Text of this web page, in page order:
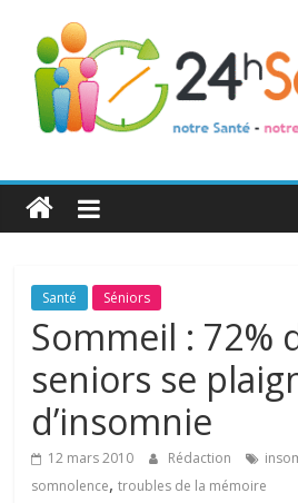
24h
Santé
La
santé
de
toute
famille
Santé Séniors
Sommeil : 72%
seniors se
d’insomnie
12 mars 2010 Rédaction
somnolence,troubles de la mémoire